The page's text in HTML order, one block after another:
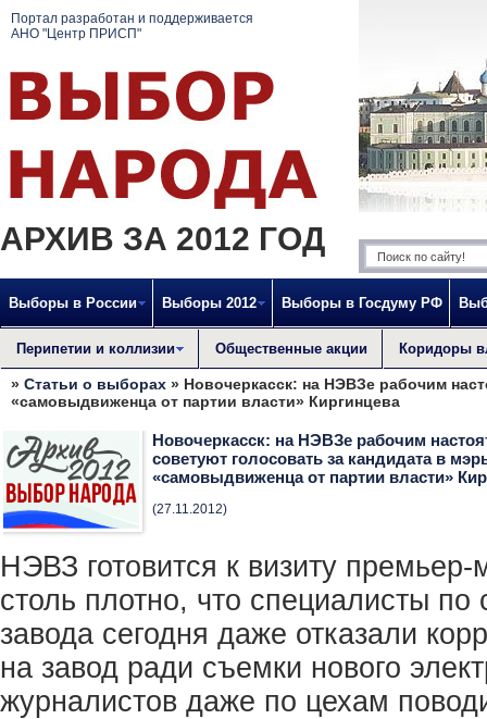
Портал разработан и поддерживается
АНО "Центр ПРИСП"
АРХИВ ЗА 2012 ГОД
Выборы в России Выборы 2012 Выборы в Госдуму РФ
Перипетии и коллизии Общественные акции Коридоры
» Статьи о выборах » Новочеркасск: на НЭВЗе рабочим
«самовыдвиженца от партии власти» Киргинцева
Новочеркасск: на НЭВЗе рабочим
советуют голосовать за кандидата в
«самовыдвиженца от партии власти»
(27.11.2012)
НЭВЗ готовится к визиту
столь плотно, что специалисты
завода сегодня даже отказали
на завод ради съемки нового
журналистов даже по цехам